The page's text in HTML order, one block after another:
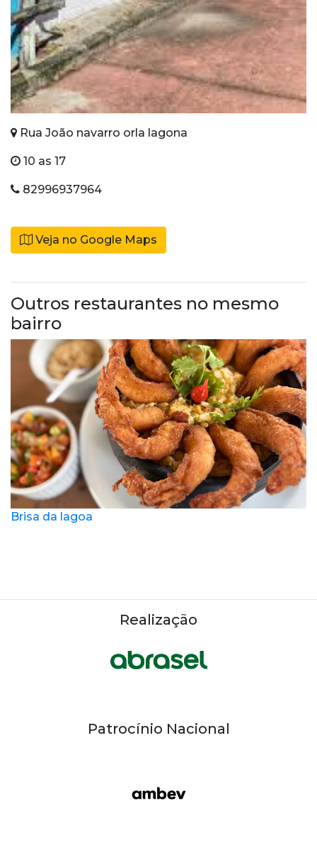
Rua João navarro orla lagona
10 as 17
82996937964
Veja no Google Maps
Outros restaurantes no mesmo
bairro
Brisa da lagoa
Realização
Patrocínio Nacional